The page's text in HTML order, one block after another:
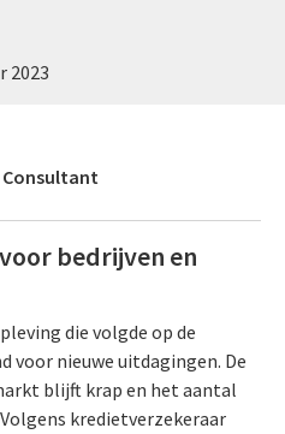
2023
Consultant
bedrijven en
die volgde op de
voor nieuwe uitdagingen. De
blijft krap en het aantal
kredietverzekeraar